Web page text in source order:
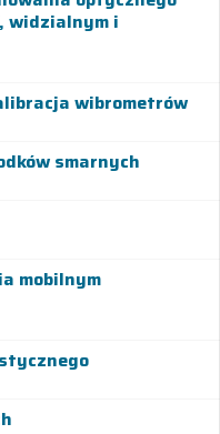
widzialnym i
wibrometrów
smarnych
mobilnym